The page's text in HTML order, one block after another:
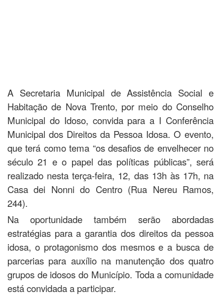
A Secretaria Municipal de Assistência Social e
Habitação de Nova Trento, por meio do Conselho
Municipal do Idoso, convida para a I Conferência
Municipal dos Direitos da Pessoa Idosa. O evento,
que terá como tema “os desafios de envelhecer no
século 21 e o papel das políticas públicas”, será
realizado nesta terça-feira, 12, das 13h às 17h, na
Casa dei Nonni do Centro (Rua Nereu Ramos,
244).
Na oportunidade também serão abordadas
estratégias para a garantia dos direitos da pessoa
idosa, o protagonismo dos mesmos e a busca de
parcerias para auxílio na manutenção dos quatro
grupos de idosos do Município. Toda a comunidade
está convidada a participar.